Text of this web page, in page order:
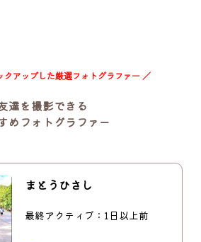
クアップした厳選フォトグラファー ／
達を撮影できる
めフォトグラファー
まとうひさし
最終アクティブ：1日以上前